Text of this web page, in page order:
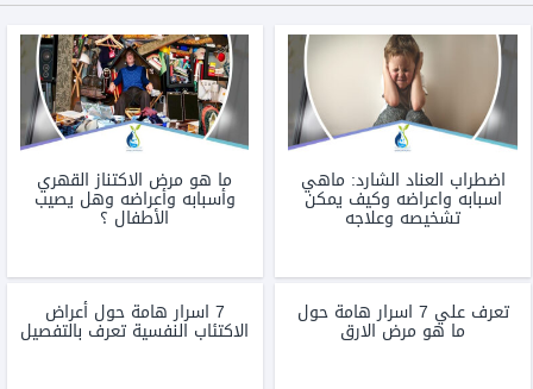
اضطراب العناد الشارد:‌ ‌ماهي‌
‌اسبابه‌ ‌واعراضه‌ ‌وكيف‌ ‌يمكن‌
‌تشخيصه‌ ‌وعلاجه‌
ما هو مرض الاكتناز القهري
وأسبابه وأعراضه وهل يصيب
الأطفال ؟
تعرف علي 7 اسرار هامة حول
ما هو مرض الارق
7 اسرار هامة حول أعراض
الاكتئاب النفسية تعرف بالتفصيل